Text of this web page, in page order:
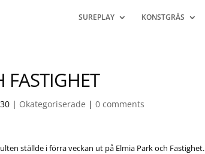
SUREPLAY KONSTGRÄS
FASTIGHET
| Okategoriserade |0 comments
ställde i förra veckan ut på Elmia Park och Fastighet.